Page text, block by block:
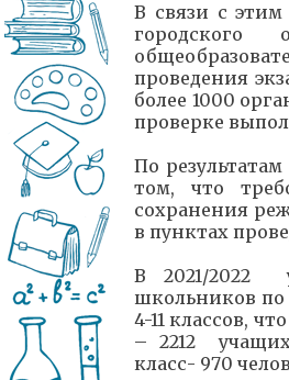
В связи с этим
городского
проведения
более 1000
проверке
По
том, что
сохранения
в пунктах
В 2021/2022
школьников по
4-11 классов,
– 2212
класс- 970